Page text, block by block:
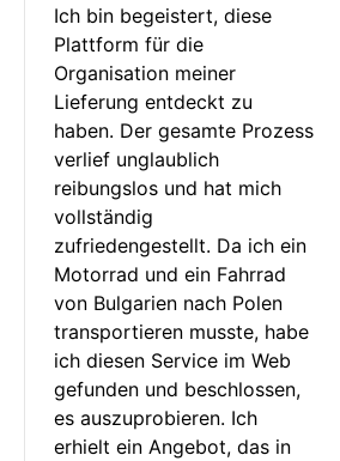
Ich bin begeistert, diese
Plattform für die
Organisation meiner
Lieferung entdeckt zu
haben. Der gesamte Prozess
verlief unglaublich
reibungslos und hat mich
vollständig
zufriedengestellt. Da ich ein
Motorrad und ein Fahrrad
von Bulgarien nach Polen
transportieren musste, habe
ich diesen Service im Web
gefunden und beschlossen,
es auszuprobieren. Ich
erhielt ein Angebot, das in